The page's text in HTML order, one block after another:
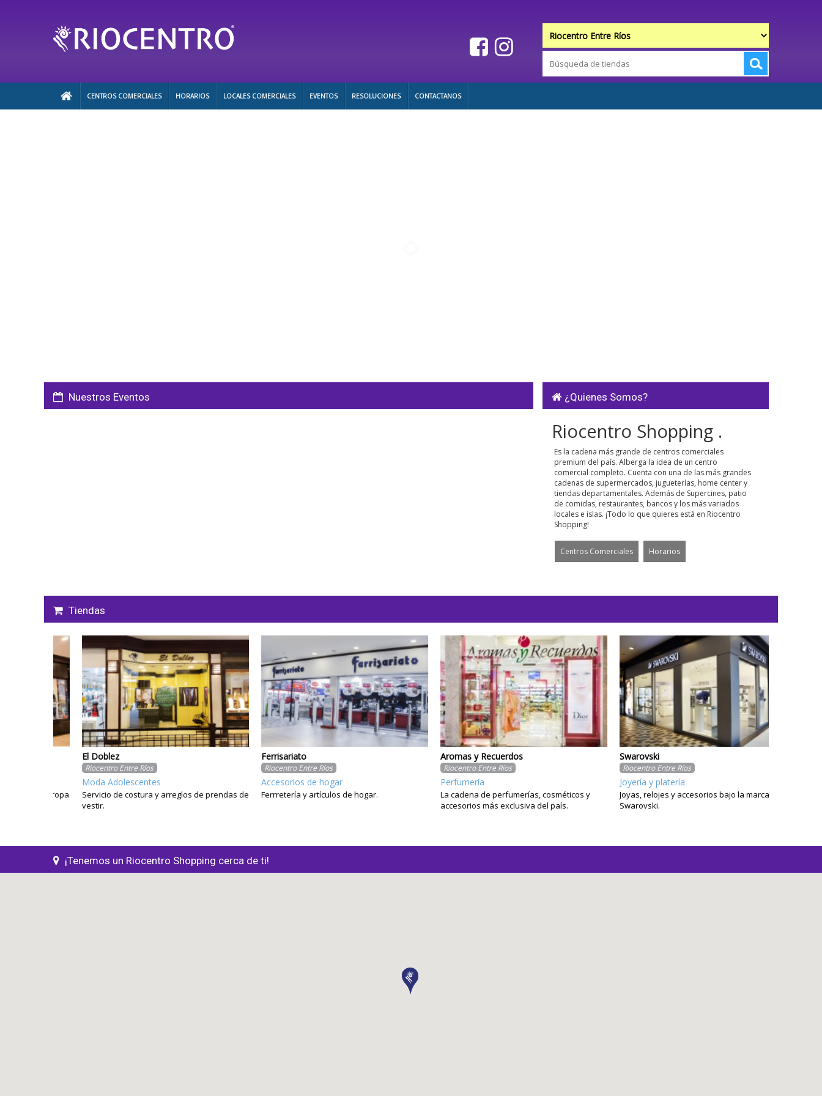
CENTROS COMERCIALES HORARIOS LOCALES COMERCIALES EVENTOS RESOLUCIONES CONTACTANOS
Nuestros Eventos ¿Quienes Somos?
Riocentro Shopping .
Es la cadena más grande de centros comerciales
premium del país. Alberga la idea de un centro
comercial completo. Cuenta con una de las más grandes
cadenas de supermercados, jugueterías, home center y
tiendas departamentales. Además de Supercines, patio
de comidas, restaurantes, bancos y los más variados
locales e islas. ¡Todo lo que quieres está en Riocentro
Shopping!
Centros Comerciales Horarios
Tiendas
El Doblez
Riocentro Entre Ríos
Moda Adolescentes
Servicio de costura y arreglos de prendas de
Ferrisariato
Riocentro Entre Ríos
Accesorios de hogar
Ferrretería y artículos de hogar.
Aromas y Recuerdos
Riocentro Entre Ríos
Perfumería
La cadena de perfumerías, cosméticos y
accesorios más exclusiva del país.
Swarovski
Riocentro Entre Ríos
Joyería y platería
Joyas, relojes y accesorios bajo la marca
Swarovski.
¡Tenemos un Riocentro Shopping cerca de ti!